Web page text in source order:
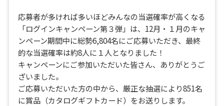
応募者が多ければ多いほどみんなの当選確率が高くなる
「ログインキャンペーン第３弾」は、12月・１月のキャ
ンペーン期間中に総勢6,804名にご応募いただき、最終
的な当選確率は約8人に１人となりました！
キャンペーンにご参加いただいた皆さん、ありがとうご
ざいました。
ご応募いただいた方の中から、厳正な抽選により851名
に賞品（カタログギフトカード）をお送りします。